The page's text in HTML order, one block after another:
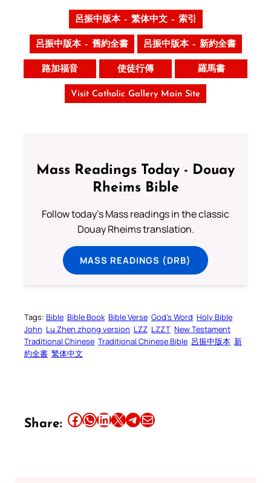
呂振中版本 – 繁体中文 – 索引
呂振中版本 – 舊約全書 呂振中版本 – 新約全書
路加福音 使徒行傳 羅馬書
Visit Catholic Gallery Main Site
Mass Readings Today - Douay
Rheims Bible
Follow today's Mass readings in the classic
Douay Rheims translation.
MASS READINGS (DRB)
Tags: Bible Bible Book Bible Verse God’s Word Holy Bible
John Lu Zhen zhong version LZZ LZZT New Testament
Traditional Chinese Traditional Chinese Bible 呂振中版本 新
約全書 繁体中文
Share: Share this article on Facebook Share this article on WhatsApp Share this article on LinkedIn Share this article on X Share this article on TelegramEmail this Article